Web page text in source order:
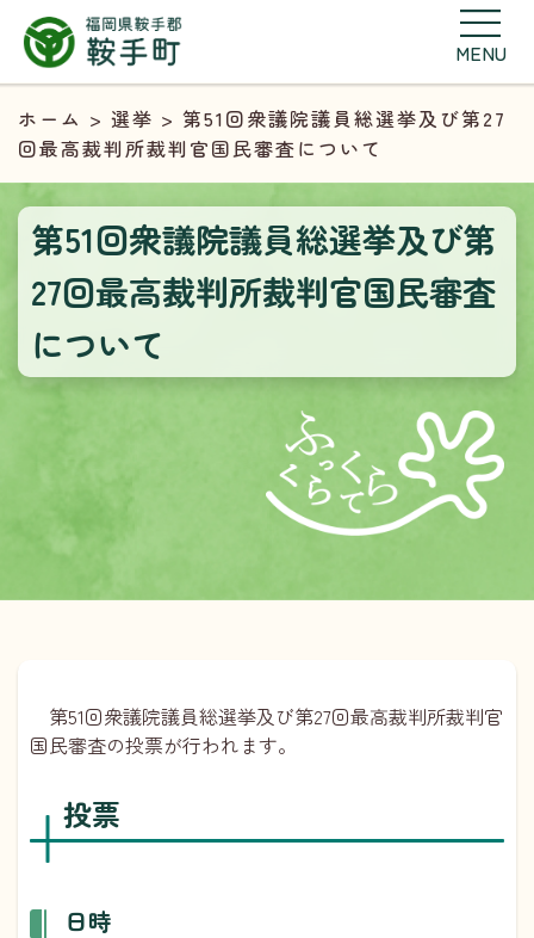
MENU
ホーム > 選挙 > 第51回衆議院議員総選挙及び第27
回最高裁判所裁判官国民審査について
第51回衆議院議員総選挙及び第
27回最高裁判所裁判官国民審査
について
第51回衆議院議員総選挙及び第27回最高裁判所裁判官
国民審査の投票が行われます。
投票
日時